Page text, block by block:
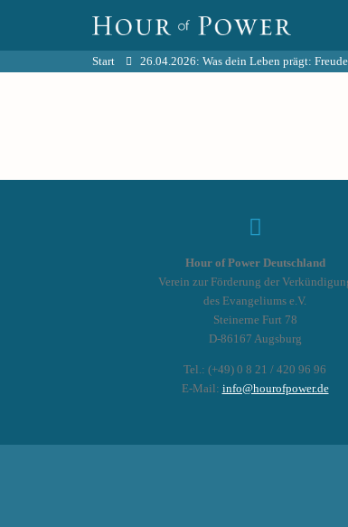
Start 26.04.2026: Was dein Leben prägt: Freude
Hour of Power Deutschland
Verein zur Förderung der
des Evangeliums e.V.
Steinerne Furt 78
D-86167 Augsburg
Tel.: (+49) 0 8 21 / 420 96 96
E-Mail: info@hourofpower.de